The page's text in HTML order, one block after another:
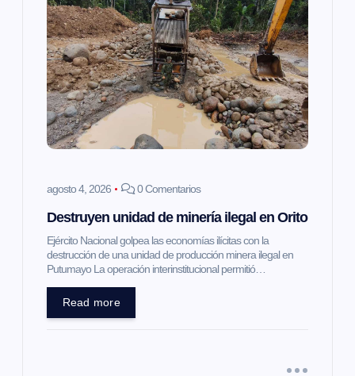
agosto 4, 2026 0 Comentarios
Destruyen unidad de minería ilegal en Orito
Ejército Nacional golpea las economías ilícitas con la
destrucción de una unidad de producción minera ilegal en
Putumayo La operación interinstitucional permitió…
Read more